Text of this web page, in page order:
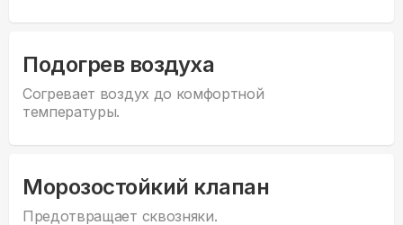
Подогрев воздуха
Согревает воздух до комфортной
температуры.
Морозостойкий клапан
Предотвращает сквозняки.